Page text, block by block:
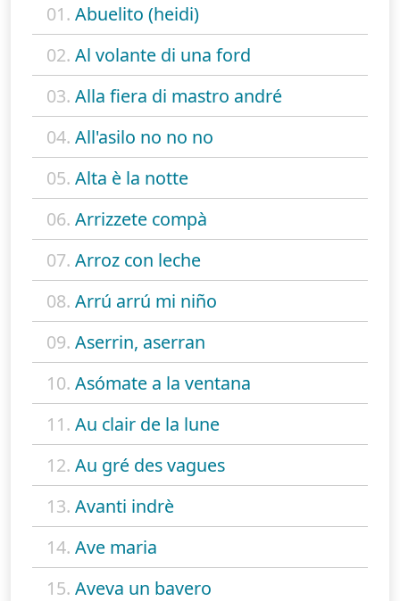
01. Abuelito (heidi)
02. Al volante di una ford
03. Alla fiera di mastro andré
04. All'asilo no no no
05. Alta è la notte
06. Arrizzete compà
07. Arroz con leche
08. Arrú arrú mi niño
09. Aserrin, aserran
10. Asómate a la ventana
11. Au clair de la lune
12. Au gré des vagues
13. Avanti indrè
14. Ave maria
15. Aveva un bavero